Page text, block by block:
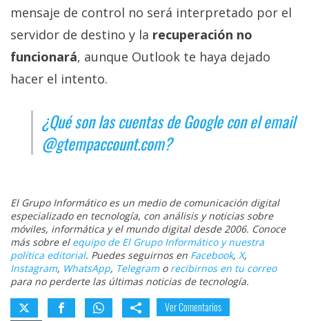
mensaje de control no será interpretado por el
servidor de destino y la recuperación no
funcionará, aunque Outlook te haya dejado
hacer el intento.
¿Qué son las cuentas de Google con el email
@gtempaccount.com?
El Grupo Informático es un medio de comunicación digital
especializado en tecnología, con análisis y noticias sobre
móviles, informática y el mundo digital desde 2006. Conoce
más sobre el equipo de El Grupo Informático y nuestra
política editorial. Puedes seguirnos en Facebook, X,
Instagram, WhatsApp, Telegramo recibirnos en tu correo
para no perderte las últimas noticias de tecnología.
Ver Comentarios